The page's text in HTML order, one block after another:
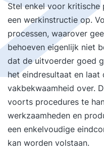
Stel enkel voor kritische
een werkinstructie op.
processen, waarover
behoeven eigenlijk niet
dat de uitvoerder goed
het eindresultaat en laat
vakbekwaamheid over.
voorts procedures te
werkzaamheden en
een enkelvoudige
kan worden volstaan.